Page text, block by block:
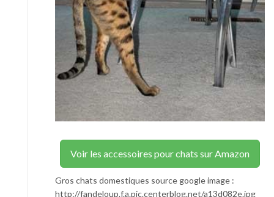
Voir les accessoires pour chats sur Amazon
Gros chats domestiques source google image :
http://fandeloup.f.a.pic.centerblog.net/a13d082e.jpg